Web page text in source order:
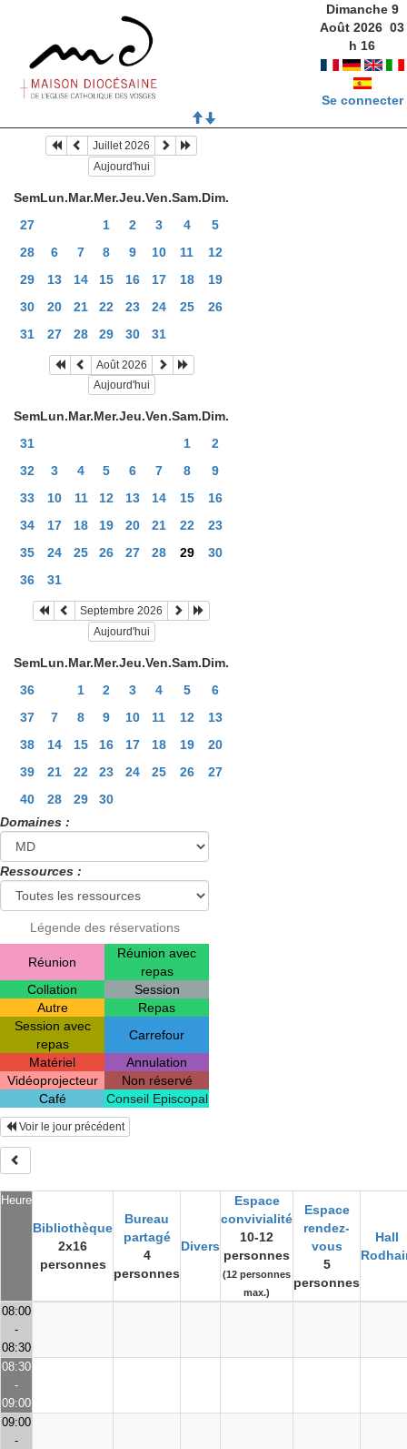
Dimanche 9
Août 2026 03
h 16
Se connecter
Juillet 2026
Aujourd'hui
SemLun.Mar.Mer.Jeu.Ven.Sam.Dim.
27
1 2 3 4
5
28
6 7 8 9 10 11
12
29
13 14 15 16 17 18
19
30
20 21 22 23 24 25
26
31
27 28 29 30 31
Août 2026
Aujourd'hui
SemLun.Mar.Mer.Jeu.Ven.Sam.Dim.
31
1
2
32
3 4 5 6 7 8
9
33
10 11 12 13 14 15
16
34
17 18 19 20 21 22
23
35
24 25 26 27 28 29
30
36
31
Septembre 2026
Aujourd'hui
SemLun.Mar.Mer.Jeu.Ven.Sam.Dim.
36
1 2 3 4 5
6
37
7 8 9 10 11 12
13
38
14 15 16 17 18 19
20
39
21 22 23 24 25 26
27
40
28 29
30
Domaines :
Ressources :
Légende des réservations
Réunion
Réunion avec
repas
Collation
Session
Autre
Repas
Session avec
repas
Carrefour
Matériel
Annulation
Vidéoprojecteur
Non réservé
Café
Conseil Episcopal
Heure
Bibliothèque
2x16
personnes
Bureau
partagé
4
personnes
Divers
Espace
convivialité
10-12
personnes
(12 personnes
max.)
Espace
rendez-
vous
5
personnes
Hall
Voir le jour précédent
08:00
-
08:30
08:30
-
09:00
09:00
-